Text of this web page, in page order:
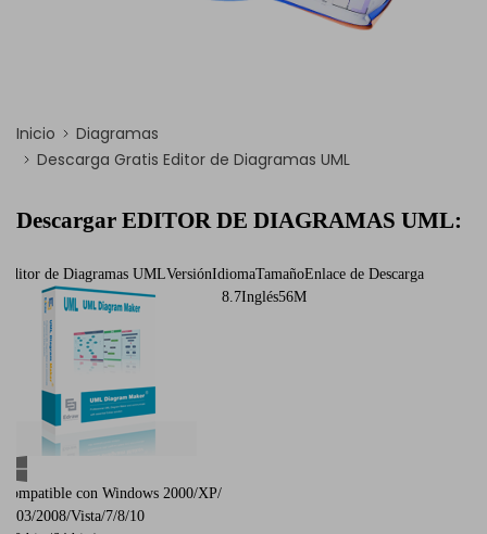
Inicio
Diagramas
Descarga Gratis Editor de Diagramas UML
Descargar EDITOR DE DIAGRAMAS UML:
Editor de Diagramas UMLVersiónIdiomaTamañoEnlace de Descarga
Compatible con Windows 2000/XP/
2003/2008/Vista/7/8/10
8.7Inglés56M